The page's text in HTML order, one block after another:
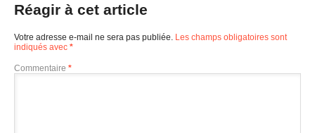
Réagir à cet article
Votre adresse e-mail ne sera pas publiée. Les champs obligatoires sont
indiqués avec *
Commentaire *